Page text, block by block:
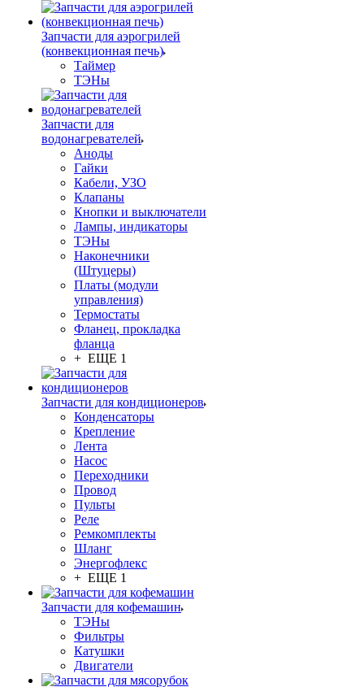
Запчасти для аэрогрилей
(конвекционная печь)
Таймер
ТЭНы
Запчасти для
водонагревателей
Аноды
Гайки
Кабели, УЗО
Клапаны
Кнопки и выключатели
Лампы, индикаторы
ТЭНы
Наконечники
(Штуцеры)
Платы (модули
управления)
Термостаты
Фланец, прокладка
фланца
+ ЕЩЕ 1
Запчасти для кондиционеров
Конденсаторы
Крепление
Лента
Насос
Переходники
Провод
Пульты
Реле
Ремкомплекты
Шланг
Энергофлекс
+ ЕЩЕ 1
Запчасти для кофемашин
ТЭНы
Фильтры
Катушки
Двигатели